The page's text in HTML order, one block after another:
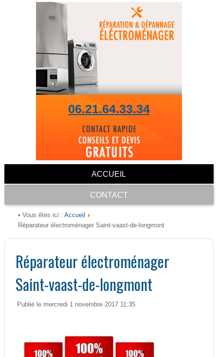
06.21.64.33.34
ACCUEIL
CONTACT
• Vous êtes ici : Accueil
Réparateur électroménager Saint-vaast-de-longmont
Réparateur électroménager
Saint-vaast-de-longmont
Publié le mercredi 1 novembre 2017 11:35